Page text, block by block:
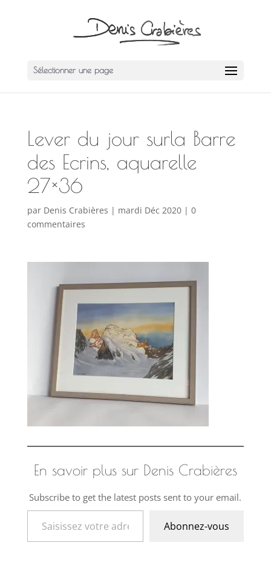
Sélectionner une page
Lever du jour surla Barre
des Ecrins, aquarelle
27×36
par Denis Crabières | mardi Déc 2020| 0
commentaires
En savoir plus sur Denis Crabières
Subscribe to get the latest posts sent to your email.
Saisissez votre adresse e-mail…
Abonnez-vous